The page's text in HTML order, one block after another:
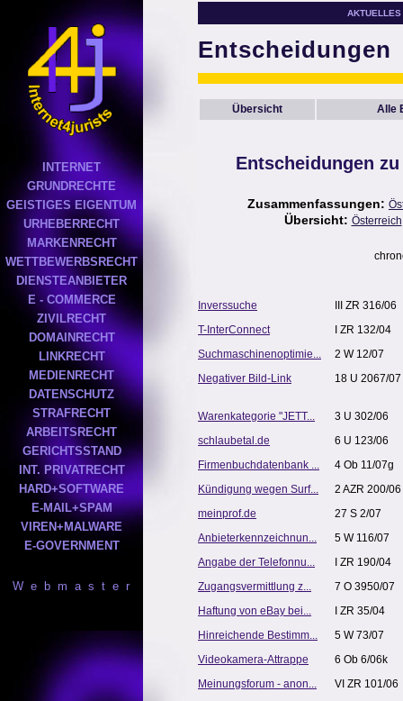
INTERNET
GRUNDRECHTE
GEISTIGES EIGENTUM
URHEBERRECHT
MARKENRECHT
WETTBEWERBSRECHT
DIENSTEANBIETER
E - COMMERCE
ZIVILRECHT
DOMAINRECHT
LINKRECHT
MEDIENRECHT
DATENSCHUTZ
STRAFRECHT
ARBEITSRECHT
GERICHTSSTAND
INT. PRIVATRECHT
HARD+SOFTWARE
E-MAIL+SPAM
VIREN+MALWARE
E-GOVERNMENT
W e b m a s t e r
AKTUELLES
Entscheidungen
Übersicht Alle
Entscheidungen
Zusammenfassungen:
Übersicht: Österreich
Inverssuche
III ZR 316/06
T-InterConnect
I ZR 132/04
Suchmaschinenoptimie...
2 W 12/07
Negativer Bild-Link
18 U 2067/07
Warenkategorie "JETT...
3 U 302/06
schlaubetal.de
6 U 123/06
Firmenbuchdatenbank ...
4 Ob 11/07g
Kündigung wegen Surf...
2 AZR 200/06
meinprof.de
27 S 2/07
Anbieterkennzeichnun...
5 W 116/07
Angabe der Telefonnu...
I ZR 190/04
Zugangsvermittlung z...
7 O 3950/07
Haftung von eBay bei...
I ZR 35/04
Hinreichende Bestimm...
5 W 73/07
Videokamera-Attrappe
6 Ob 6/06k
Meinungsforum - anon...
VI ZR 101/06